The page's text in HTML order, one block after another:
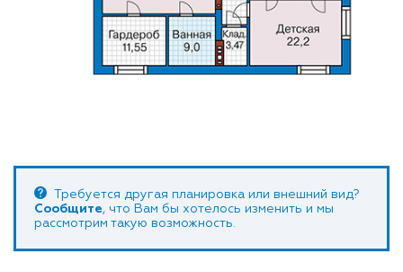
Требуется другая планировка или внешний вид?
Сообщите, что Вам бы хотелось изменить и мы
рассмотрим такую возможность.